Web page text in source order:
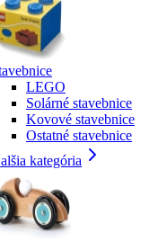
LEGO
Solárné stavebnice
Kovové stavebnice
Ostatné stavebnice
kategória